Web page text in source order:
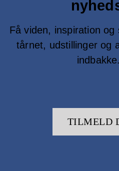
Få viden, inspiration og
tårnet, udstillinger og
indbakke.
TILMELD